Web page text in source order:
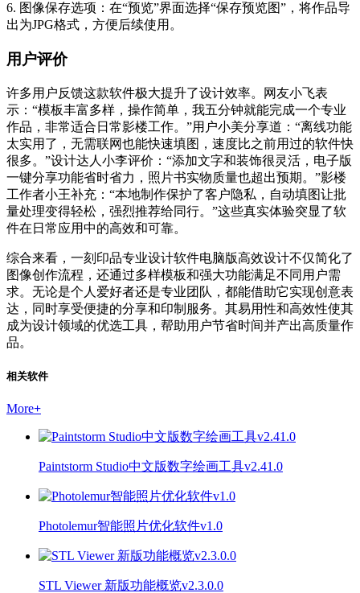
6. 图像保存选项：在“预览”界面选择“保存预览图”，将作品导
出为JPG格式，方便后续使用。
用户评价
许多用户反馈这款软件极大提升了设计效率。网友小飞表
示：“模板丰富多样，操作简单，我五分钟就能完成一个专业
作品，非常适合日常影楼工作。”用户小美分享道：“离线功能
太实用了，无需联网也能快速填图，速度比之前用过的软件快
很多。”设计达人小李评价：“添加文字和装饰很灵活，电子版
一键分享功能省时省力，照片书实物质量也超出预期。”影楼
工作者小王补充：“本地制作保护了客户隐私，自动填图让批
量处理变得轻松，强烈推荐给同行。”这些真实体验突显了软
件在日常应用中的高效和可靠。
综合来看，一刻印品专业设计软件电脑版高效设计不仅简化了
图像创作流程，还通过多样模板和强大功能满足不同用户需
求。无论是个人爱好者还是专业团队，都能借助它实现创意表
达，同时享受便捷的分享和印制服务。其易用性和高效性使其
成为设计领域的优选工具，帮助用户节省时间并产出高质量作
品。
相关软件
More+
Paintstorm Studio中文版数字绘画工具v2.41.0
Photolemur智能照片优化软件v1.0
STL Viewer 新版功能概览v2.3.0.0